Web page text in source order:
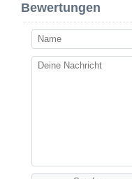
Bewertungen